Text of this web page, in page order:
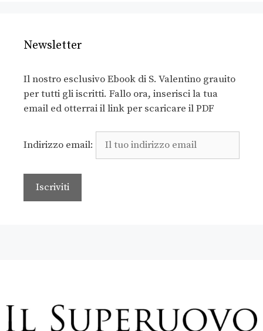
Newsletter
Il nostro esclusivo Ebook di S. Valentino grauito
per tutti gli iscritti. Fallo ora, inserisci la tua
email ed otterrai il link per scaricare il PDF
Indirizzo email: